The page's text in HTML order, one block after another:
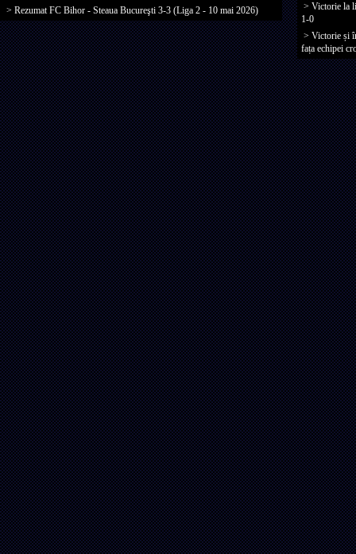
> Rezumat FC Bihor - Steaua Bucureşti 3-3 (Liga 2 - 10 mai 2026)
> Victorie la
1-0
> Victorie și
fața echipei